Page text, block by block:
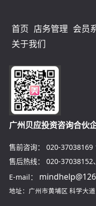
首页 店务管理 会员
关于我们
广州贝应投资咨询合伙
售前咨询： 020-37038169
售后热线：
020-37038152
E-mail：
地址：广州市黄埔区 科学大